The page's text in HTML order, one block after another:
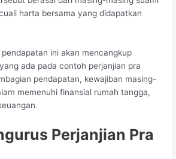
harta bersama yang didapatkan
ini akan mencangkup
ada pada contoh perjanjian pra
pendapatan, kewajiban masing-
memenuhi finansial rumah tangga,
Perjanjian Pra